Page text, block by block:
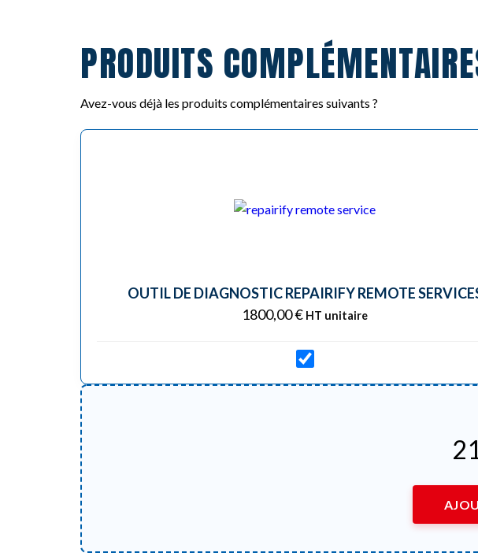
PRODUITS
Avez-vous déjà les produits complémentaires suivants ?
OUTIL DE DIAGNOSTIC REPAIRIFY REMOTE
1800,00€ HT unitaire